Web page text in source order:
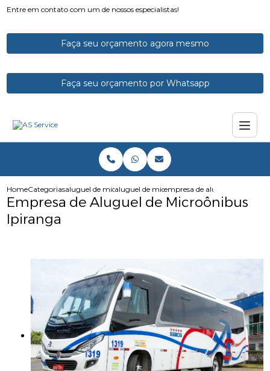
Entre em contato com um de nossos especialistas!
Faça seu orçamento agora mesmo
Faça seu orçamento por Whatsapp
HomeCategoriasaluguel de micro onibusaluguel de micro onibus para funcionarios
empresa de aluguel de
Empresa de Aluguel de Microônibus
Ipiranga